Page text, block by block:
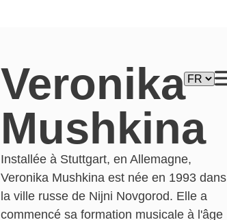
Veronika
Mushkina
Installée à Stuttgart, en Allemagne,
Veronika Mushkina est née en 1993 dans
la ville russe de Nijni Novgorod. Elle a
commencé sa formation musicale à l'âge